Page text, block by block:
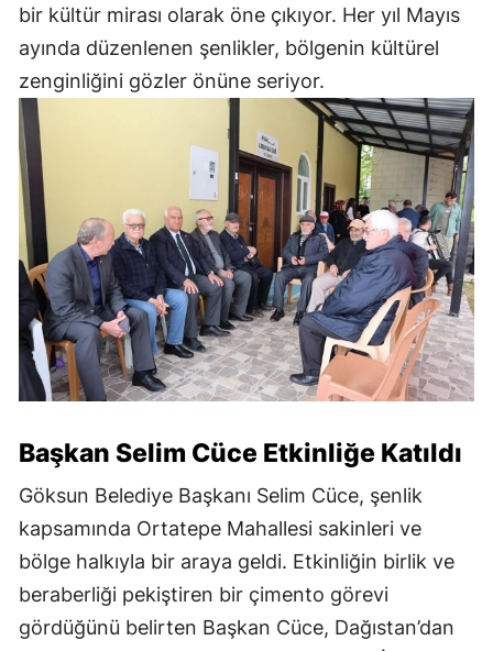
bir kültür mirası olarak öne çıkıyor. Her yıl Mayıs
ayında düzenlenen şenlikler, bölgenin kültürel
zenginliğini gözler önüne seriyor.
Başkan Selim Cüce Etkinliğe Katıldı
Göksun Belediye Başkanı Selim Cüce, şenlik
kapsamında Ortatepe Mahallesi sakinleri ve
bölge halkıyla bir araya geldi. Etkinliğin birlik ve
beraberliği pekiştiren bir çimento görevi
gördüğünü belirten Başkan Cüce, Dağıstan’dan